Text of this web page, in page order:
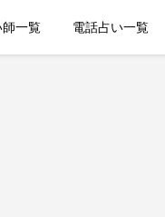
一覧 電話占い一覧